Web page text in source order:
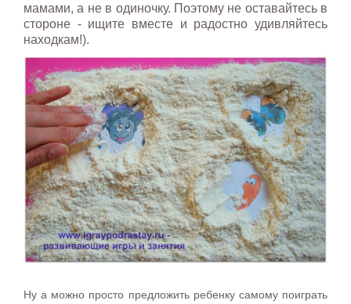
мамами, а не в одиночку. Поэтому не оставайтесь в
стороне - ищите вместе и радостно удивляйтесь
находкам!).
Ну а можно просто предложить ребенку самому поиграть